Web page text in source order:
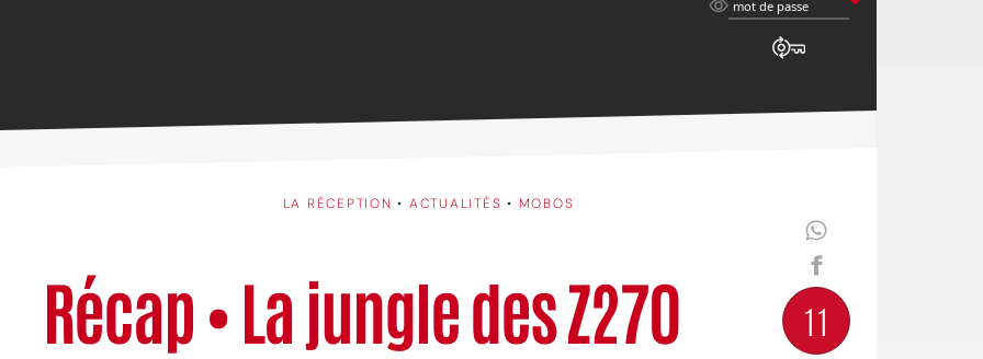
mot de passe
LA RÉCEPTION • ACTUALITÉS • MOBOS
Récap • La jungle des Z270 11